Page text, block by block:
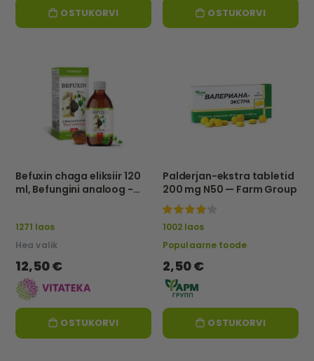
OSTUKORVI OSTUKORVI
Befuxin chaga eliksiir 120
ml, Befungini analoog -
1271 laos
Hea valik
12,50 €
OSTUKORVI
Palderjan-ekstra tabletid
200 mg N50 — Farm Group
100%
1002 laos
Populaarne toode
2,50 €
OSTUKORVI